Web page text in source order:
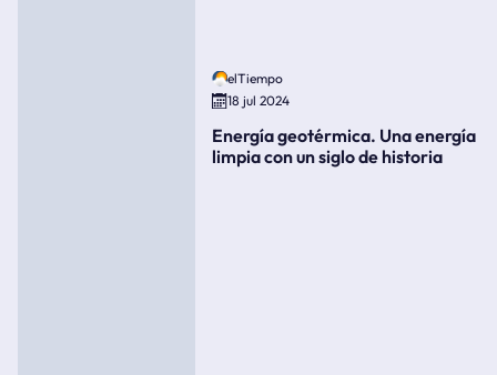
elTiempo
18 jul 2024
Energía geotérmica. Una energía
limpia con un siglo de historia